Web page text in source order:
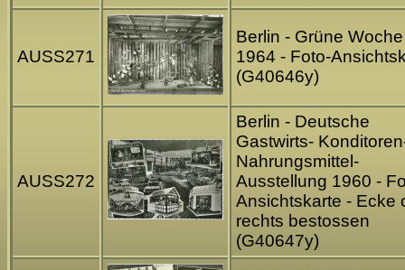
AUSS271
Berlin - Grüne Woche
1964 - Foto-
(G40646y)
AUSS272
Berlin - Deutsche
Gastwirts-
Nahrungsmittel-
Ausstellung 1960 -
Ansichtskarte - Ecke
rechts bestossen
(G40647y)